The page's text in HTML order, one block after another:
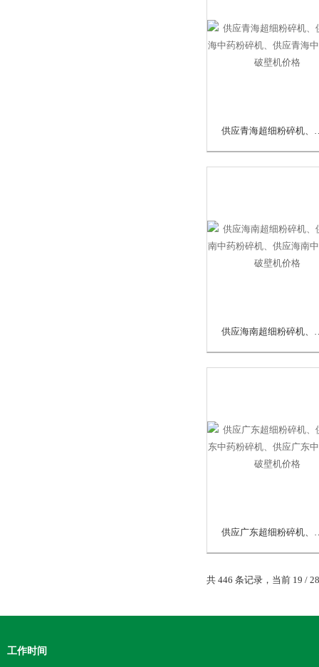
供应青海超细粉碎机、
供应海南超细粉碎机、
供应广东超细粉碎机、
共 446 条记录，当前 19 /
工作时间